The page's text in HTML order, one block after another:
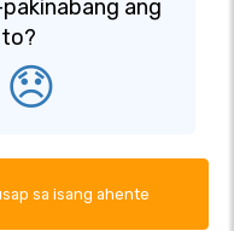
ang
😞
sa isang ahente